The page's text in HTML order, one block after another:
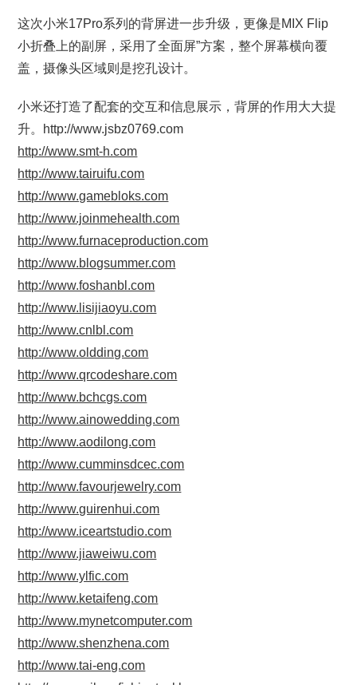
这次小米17Pro系列的背屏进一步升级，更像是MIX Flip
小折叠上的副屏，采用了全面屏”方案，整个屏幕横向覆
盖，摄像头区域则是挖孔设计。
小米还打造了配套的交互和信息展示，背屏的作用大大提
升。http://www.jsbz0769.com
http://www.smt-h.com
http://www.tairuifu.com
http://www.gamebloks.com
http://www.joinmehealth.com
http://www.furnaceproduction.com
http://www.blogsummer.com
http://www.foshanbl.com
http://www.lisijiaoyu.com
http://www.cnlbl.com
http://www.oldding.com
http://www.qrcodeshare.com
http://www.bchcgs.com
http://www.ainowedding.com
http://www.aodilong.com
http://www.cumminsdcec.com
http://www.favourjewelry.com
http://www.guirenhui.com
http://www.iceartstudio.com
http://www.jiaweiwu.com
http://www.ylfic.com
http://www.ketaifeng.com
http://www.mynetcomputer.com
http://www.shenzhena.com
http://www.tai-eng.com